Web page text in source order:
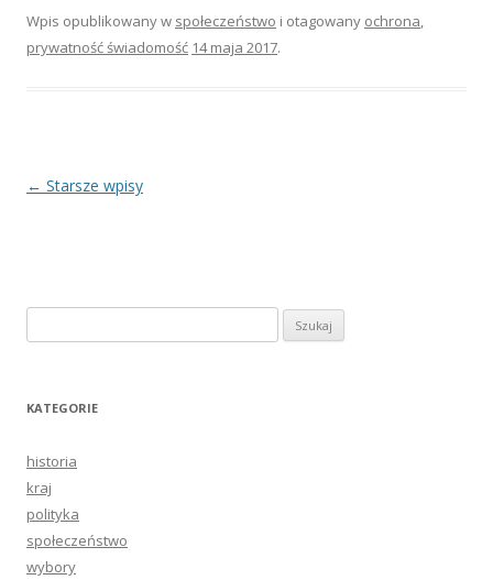
Wpis opublikowany w społeczeństwo i otagowany ochrona,
prywatność świadomość 14 maja 2017.
Zobacz wpisy
← Starsze wpisy
KATEGORIE
historia
kraj
polityka
społeczeństwo
wybory